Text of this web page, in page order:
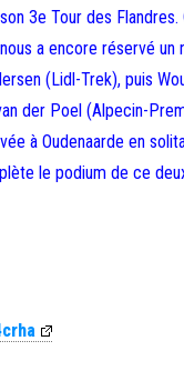
3e Tour des
a encore réservé
(Lidl-Trek), puis
der Poel (Alpecin-
à Oudenaarde en
le podium de ce